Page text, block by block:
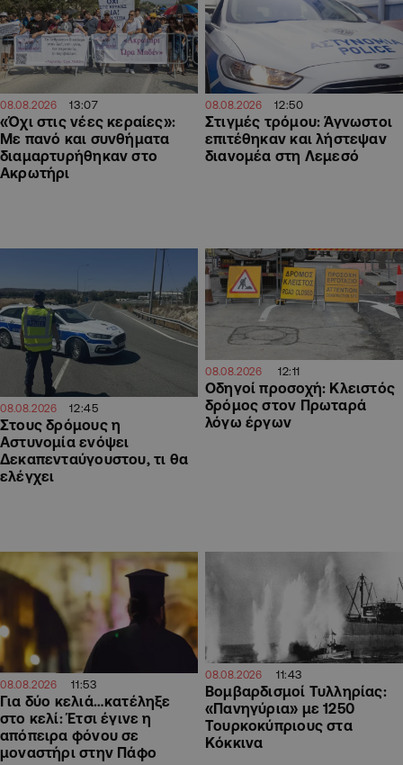
08.08.2026 13:07
«Όχι στις νέες κεραίες»:
Με πανό και συνθήματα
διαμαρτυρήθηκαν στο
Ακρωτήρι
08.08.2026 12:50
Στιγμές τρόμου: Άγνωστοι
επιτέθηκαν και λήστεψαν
διανομέα στη Λεμεσό
08.08.2026 12:45
Στους δρόμους η
Αστυνομία ενόψει
Δεκαπενταύγουστου, τι θα
ελέγχει
08.08.2026 12:11
Οδηγοί προσοχή: Κλειστός
δρόμος στον Πρωταρά
λόγω έργων
08.08.2026 11:53
Για δύο κελιά…κατέληξε
στο κελί: Έτσι έγινε η
απόπειρα φόνου σε
μοναστήρι στην Πάφο
08.08.2026 11:43
Βομβαρδισμοί Τυλληρίας:
«Πανηγύρια» με 1250
Τουρκοκύπριους στα
Κόκκινα